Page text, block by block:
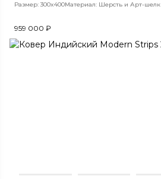
Размер: 300x400Материал: Шерсть и Арт-шелк
959 000 ₽